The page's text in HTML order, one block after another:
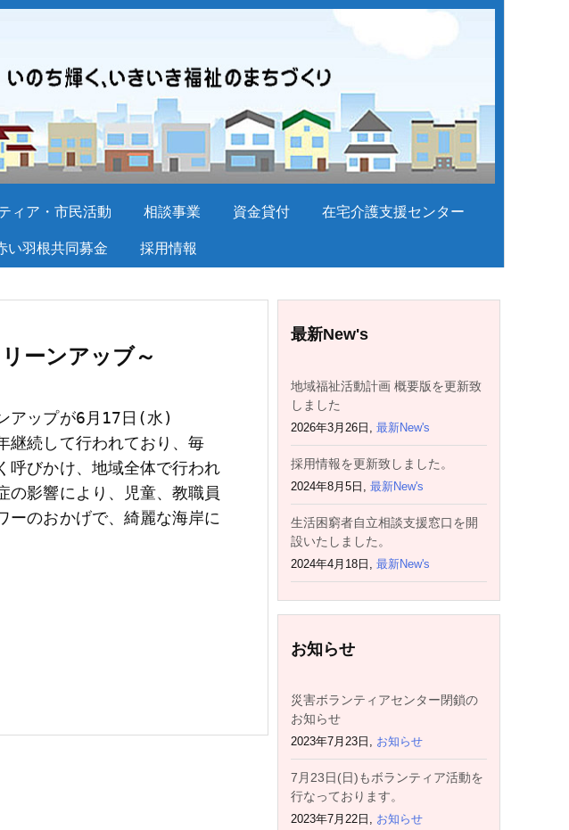
ィア・市民活動 相談事業 資金貸付 在宅介護支援センター
い羽根共同募金 採用情報
ーンアッブ～
アップが6月17日(水)
継続して行われており、毎
呼びかけ、地域全体で行われ
の影響により、児童、教職員
ーのおかげで、綺麗な海岸に
最新New's
地域福祉活動計画 概要版を更新致
しました
2026年3月26日, 最新New's
採用情報を更新致しました。
2024年8月5日, 最新New's
生活困窮者自立相談支援窓口を開
設いたしました。
2024年4月18日, 最新New's
お知らせ
災害ボランティアセンター閉鎖の
お知らせ
2023年7月23日, お知らせ
7月23日(日)もボランティア活動を
行なっております。
2023年7月22日, お知らせ